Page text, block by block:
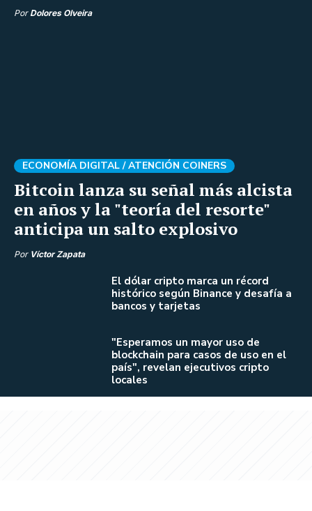
Por Dolores Olveira
Bitcoin lanza su señal más alcista
en años y la "teoría del resorte"
anticipa un salto explosivo
ECONOMÍA DIGITAL /ATENCIÓN COINERS
Por Víctor Zapata
El dólar cripto marca un récord
histórico según Binance y desafía a
bancos y tarjetas
"Esperamos un mayor uso de
blockchain para casos de uso en el
país", revelan ejecutivos cripto
locales